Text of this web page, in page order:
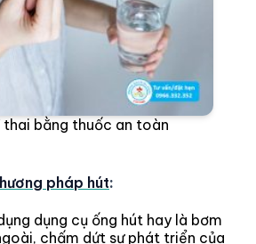
bằng thuốc an toàn
pháp hút:
dụng cụ ống hút hay là bơm
chấm dứt sự phát triển của